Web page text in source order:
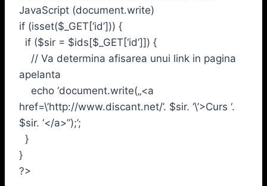
JavaScript (document.write)
if (isset($_GET[‘id’])) {
if ($sir = $ids[$_GET[‘id’]]) {
// Va determina afisarea unui link in pagina
apelanta
echo ‘document.write(„<a
href=\’http://www.discant.net/’. $sir. ‘\’>Curs ‘.
$sir. ‘</a>”);’;
}
}
?>